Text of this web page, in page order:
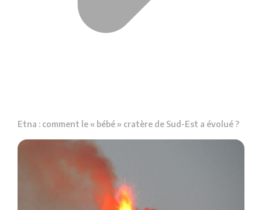
Etna : comment le « bébé » cratère de Sud-Est a évolué ?